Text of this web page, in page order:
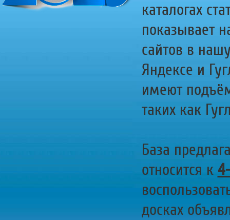
каталогах
показывает
сайтов в
Яндексе и
имеют
таких как
База
относится к
досках